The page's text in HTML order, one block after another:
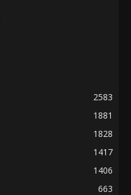
2583
1881
1828
1417
1406
663